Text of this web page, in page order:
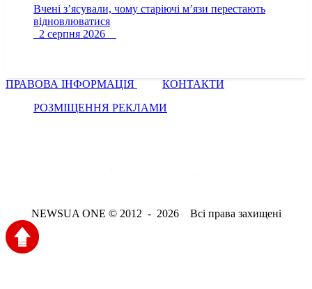
Вчені з’ясували, чому старіючі м’язи перестають
відновлюватися
2 серпня 2026
ПРАВОВА ІНФОРМАЦІЯ
КОНТАКТИ
РОЗМІЩЕННЯ РЕКЛАМИ
NEWSUA ONE © 2012 - 2026 Всі права захищені